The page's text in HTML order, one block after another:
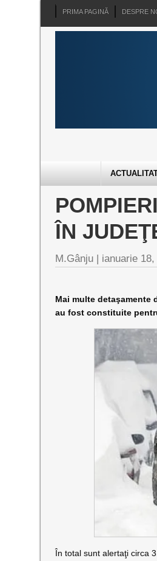
PRIMA PAGINĂ DESPRE
ÎN
M.Gânju | ianuarie 18,
Mai multe detaşamente
au fost constituite
În total sunt alertaţi circa